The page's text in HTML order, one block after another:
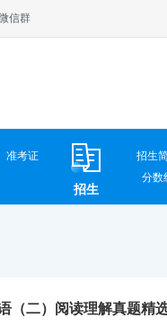
信群
准考证
招生
招生
分数
（二）阅读理解真题精